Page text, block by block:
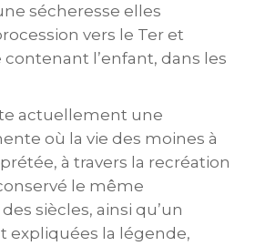
sécheresse elles
vers le Ter et
l’enfant, dans les
actuellement une
où la vie des moines à
à travers la recréation
le même
siècles, ainsi qu’un
expliquées la légende,